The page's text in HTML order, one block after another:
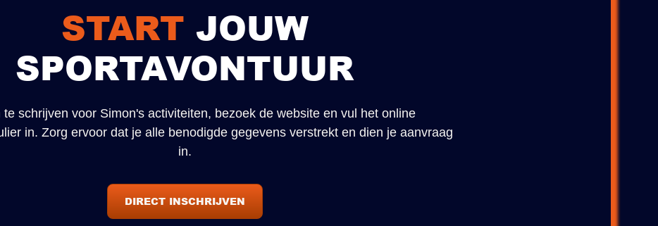
START JOUW
SPORTAVONTUUR
te schrijven voor Simon's activiteiten, bezoek de website en vul het online
in. Zorg ervoor dat je alle benodigde gegevens verstrekt en dien je aanvraag
in.
DIRECT INSCHRIJVEN